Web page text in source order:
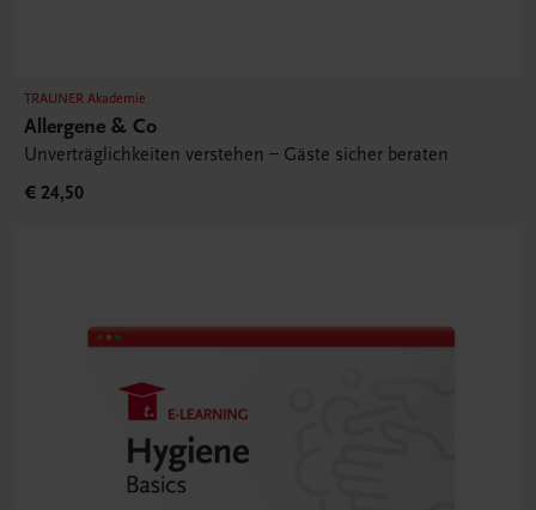
TRAUNER Akademie
Allergene & Co
Unverträglichkeiten verstehen – Gäste sicher beraten
€ 24,50